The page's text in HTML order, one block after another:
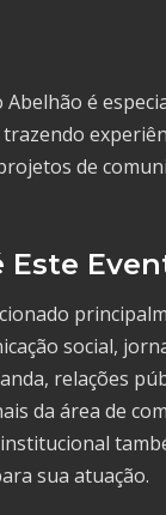
é
de
Este
social,
relações
da área de
sua atuação.